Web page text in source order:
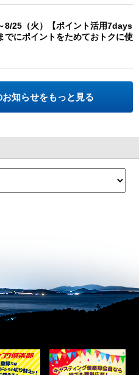
25（火）【ポイント活用7days
でにポイントをためておトクに使
知らせをもっと見る